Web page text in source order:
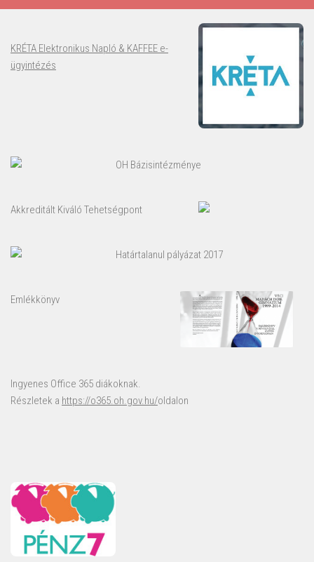
KRÉTA Elektronikus Napló & KAFFEE e-
ügyintézés
OH Bázisintézménye
Akkreditált Kiváló Tehetségpont
Határtalanul pályázat 2017
Emlékkönyv
Ingyenes Office 365 diákoknak.
Részletek a https://o365.oh.gov.hu/oldalon